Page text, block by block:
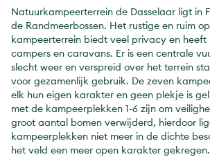
Natuurkampeerterrein de Dasselaar ligt in
de Randmeerbossen. Het rustige en ruim
kampeerterrein biedt veel privacy en heeft
campers en caravans. Er is een centrale
slecht weer en verspreid over het terrein
voor gezamenlijk gebruik. De zeven
elk hun eigen karakter en geen plekje is
met de kampeerplekken 1-6 zijn om
groot aantal bomen verwijderd, hierdoor
kampeerplekken niet meer in de dichte
het veld een meer open karakter gekregen.